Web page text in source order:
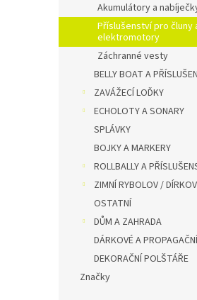
Akumulátory a
Příslušenství pro čluny
elektromotory
Záchranné vesty
BELLY BOAT A
ZAVÁŽECÍ LOĎKY
ECHOLOTY A SONARY
SPLÁVKY
BOJKY A MARKERY
ROLLBALLY A
ZIMNÍ RYBOLOV /
OSTATNÍ
DŮM A ZAHRADA
DÁRKOVÉ A
DEKORAČNÍ POLŠTÁŘE
Značky